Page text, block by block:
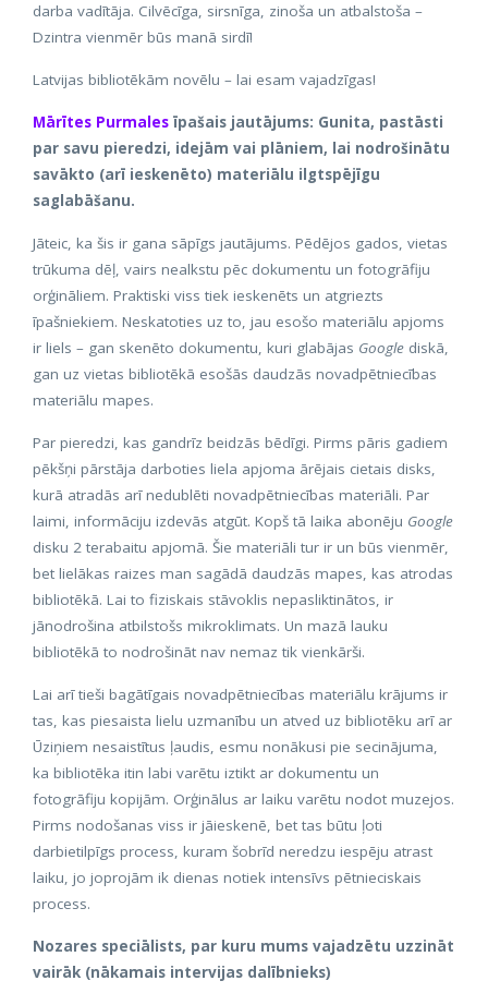
darba vadītāja. Cilvēcīga, sirsnīga, zinoša un atbalstoša –
Dzintra vienmēr būs manā sirdī!
Latvijas bibliotēkām novēlu – lai esam vajadzīgas!
Mārītes Purmales īpašais jautājums: Gunita, pastāsti
par savu pieredzi, idejām vai plāniem, lai nodrošinātu
savākto (arī ieskenēto) materiālu ilgtspējīgu
saglabāšanu.
Jāteic, ka šis ir gana sāpīgs jautājums. Pēdējos gados, vietas
trūkuma dēļ, vairs nealkstu pēc dokumentu un fotogrāfiju
orģināliem. Praktiski viss tiek ieskenēts un atgriezts
īpašniekiem. Neskatoties uz to, jau esošo materiālu apjoms
ir liels – gan skenēto dokumentu, kuri glabājas Google diskā,
gan uz vietas bibliotēkā esošās daudzās novadpētniecības
materiālu mapes.
Par pieredzi, kas gandrīz beidzās bēdīgi. Pirms pāris gadiem
pēkšņi pārstāja darboties liela apjoma ārējais cietais disks,
kurā atradās arī nedublēti novadpētniecības materiāli. Par
laimi, informāciju izdevās atgūt. Kopš tā laika abonēju Google
disku 2 terabaitu apjomā. Šie materiāli tur ir un būs vienmēr,
bet lielākas raizes man sagādā daudzās mapes, kas atrodas
bibliotēkā. Lai to fiziskais stāvoklis nepasliktinātos, ir
jānodrošina atbilstošs mikroklimats. Un mazā lauku
bibliotēkā to nodrošināt nav nemaz tik vienkārši.
Lai arī tieši bagātīgais novadpētniecības materiālu krājums ir
tas, kas piesaista lielu uzmanību un atved uz bibliotēku arī ar
Ūziņiem nesaistītus ļaudis, esmu nonākusi pie secinājuma,
ka bibliotēka itin labi varētu iztikt ar dokumentu un
fotogrāfiju kopijām. Orģinālus ar laiku varētu nodot muzejos.
Pirms nodošanas viss ir jāieskenē, bet tas būtu ļoti
darbietilpīgs process, kuram šobrīd neredzu iespēju atrast
laiku, jo joprojām ik dienas notiek intensīvs pētnieciskais
process.
Nozares speciālists, par kuru mums vajadzētu uzzināt
vairāk (nākamais intervijas dalībnieks)